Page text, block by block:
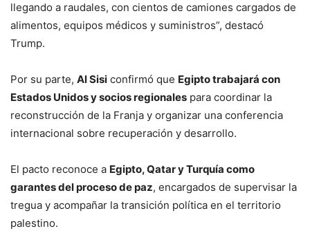
llegando a raudales, con cientos de camiones cargados de
alimentos, equipos médicos y suministros”, destacó
Trump.
Por su parte, Al Sisi confirmó que Egipto trabajará con
Estados Unidos y socios regionales para coordinar la
reconstrucción de la Franja y organizar una conferencia
internacional sobre recuperación y desarrollo.
El pacto reconoce a Egipto, Qatar y Turquía como
garantes del proceso de paz, encargados de supervisar la
tregua y acompañar la transición política en el territorio
palestino.